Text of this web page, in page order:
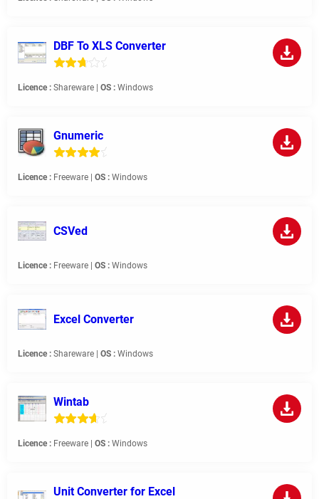
DBF To XLS Converter
Licence : Shareware | OS : Windows
Gnumeric
Licence : Freeware | OS : Windows
CSVed
Licence : Freeware | OS : Windows
Excel Converter
Licence : Shareware | OS : Windows
Wintab
Licence : Freeware | OS : Windows
Unit Converter for Excel